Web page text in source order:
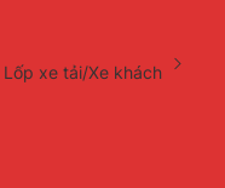
Lốp xe tải/Xe khách